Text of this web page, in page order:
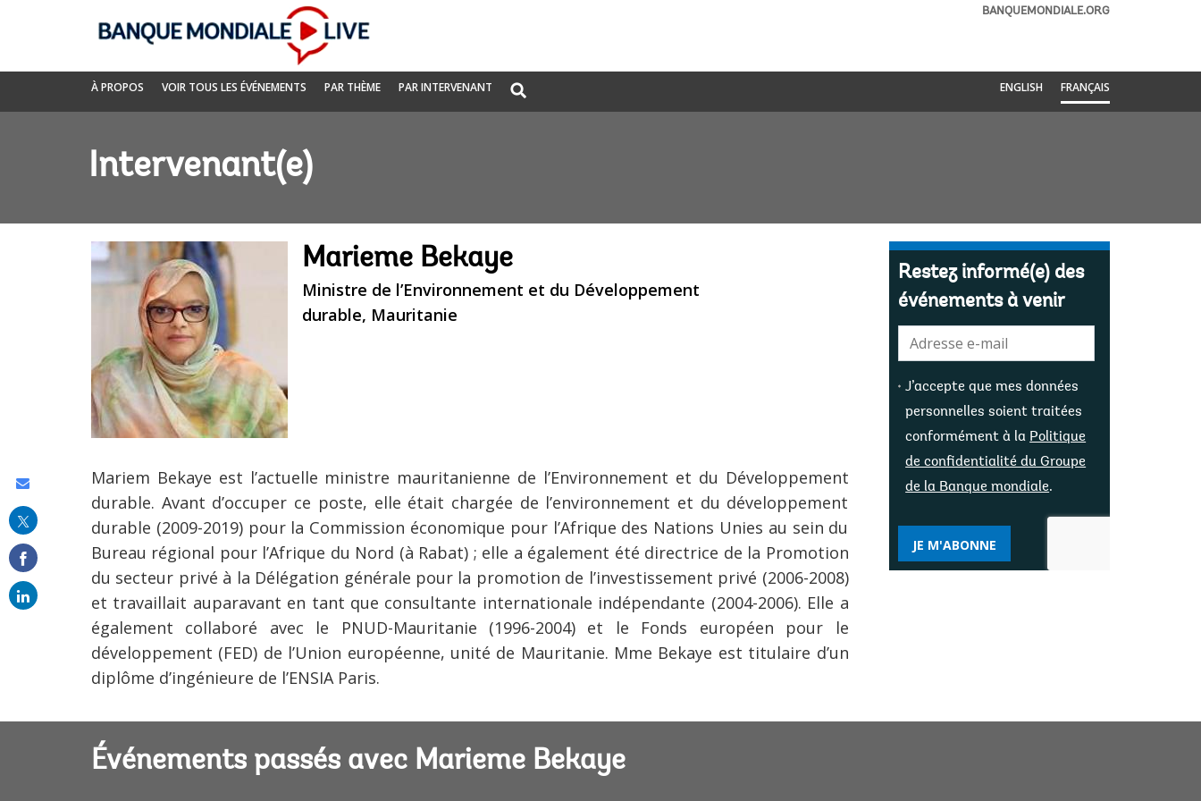
Navigation
Banque
mondiale
BANQUEMONDIALE.ORG
À PROPOS VOIR TOUS LES ÉVÉNEMENTS PAR THÈME PAR INTERVENANT
Global
ENGLISH FRANÇAIS
Intervenant(e)
Marieme Bekaye
Ministre de l’Environnement et du Développement
durable, Mauritanie
Mariem Bekaye est l’actuelle ministre mauritanienne de l’Environnement et du Développement
durable. Avant d’occuper ce poste, elle était chargée de l’environnement et du développement
durable (2009-2019) pour la Commission économique pour l’Afrique des Nations Unies au sein du
Bureau régional pour l’Afrique du Nord (à Rabat) ; elle a également été directrice de la Promotion
du secteur privé à la Délégation générale pour la promotion de l’investissement privé (2006-2008)
et travaillait auparavant en tant que consultante internationale indépendante (2004-2006). Elle a
également collaboré avec le PNUD-Mauritanie (1996-2004) et le Fonds européen pour le
développement (FED) de l’Union européenne, unité de Mauritanie. Mme Bekaye est titulaire d’un
diplôme d’ingénieure de l’ENSIA Paris.
Restez informé(e) des
événements à venir
mail:
J’accepte que mes données
personnelles soient traitées
conformément à la Politique
de confidentialité du Groupe
de la Banque mondiale.
JE M'ABONNE
Événements passés avec Marieme Bekaye
this
email